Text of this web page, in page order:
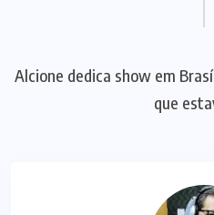
Alcione dedica show em
que